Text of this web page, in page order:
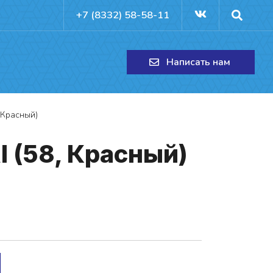
+7 (8332) 58-58-11
Написать нам
(58, Крас­ный)